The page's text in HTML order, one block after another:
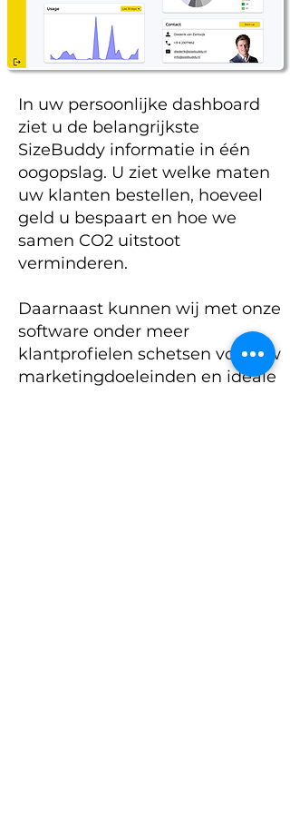
In uw persoonlijke dashboard
ziet u de belangrijkste
SizeBuddy informatie in één
oogopslag. U ziet welke maten
uw klanten bestellen, hoeveel
geld u bespaart en hoe we
samen CO2 uitstoot
verminderen.
Daarnaast kunnen wij met onze
software onder meer
klantprofielen schetsen voor uw
marketingdoeleinden en ideale